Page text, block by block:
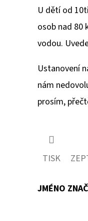
U dětí od
osob nad 80
vodou.
Ustanovení
nám
prosím,
TISK
JMÉNO